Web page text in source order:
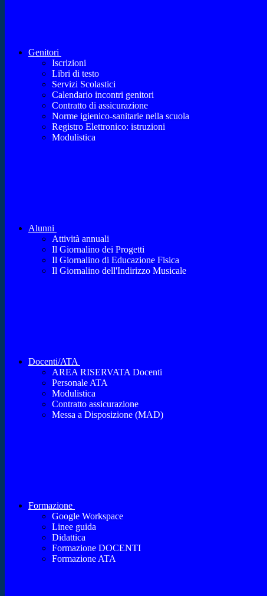
Genitori
Iscrizioni
Libri di testo
Servizi Scolastici
Calendario incontri genitori
Contratto di assicurazione
Norme igienico-sanitarie nella scuola
Registro Elettronico: istruzioni
Modulistica
Alunni
Attività annuali
Il Giornalino dei Progetti
Il Giornalino di Educazione Fisica
Il Giornalino dell'Indirizzo Musicale
Docenti/ATA
AREA RISERVATA Docenti
Personale ATA
Modulistica
Contratto assicurazione
Messa a Disposizione (MAD)
Formazione
Google Workspace
Linee guida
Didattica
Formazione DOCENTI
Formazione ATA